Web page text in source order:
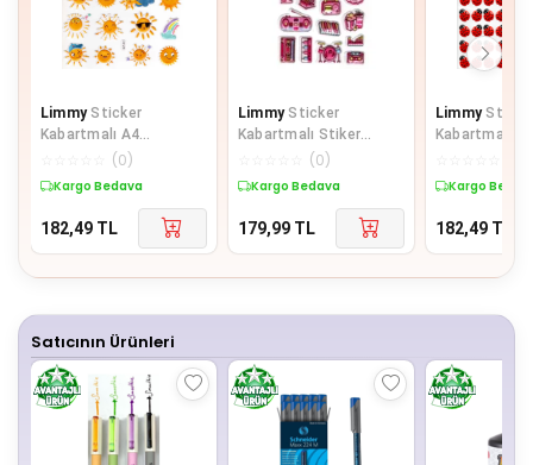
Limmy Sticker
Kabartmalı A4
Boyutunda Stiker
Etiket-
(0)
Kargo Bedava
182,49 TL
Limmy Sticker
Kabartmalı Stiker
Defter Planlayıcı Etiket
(0)
Kargo Bedava
179,99 TL
Limmy
Kabartmalı
Kargo
182,49 TL
Satıcının Ürünleri